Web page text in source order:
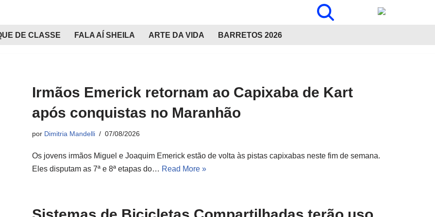
DE CLASSE FALA AÍ SHEILA ARTE DA VIDA BARRETOS 2026
Irmãos Emerick retornam ao Capixaba de Kart
após conquistas no Maranhão
por Dimitria Mandelli 07/08/2026
Os jovens irmãos Miguel e Joaquim Emerick estão de volta às pistas capixabas neste fim de semana.
Eles disputam as 7ª e 8ª etapas do… Read More »